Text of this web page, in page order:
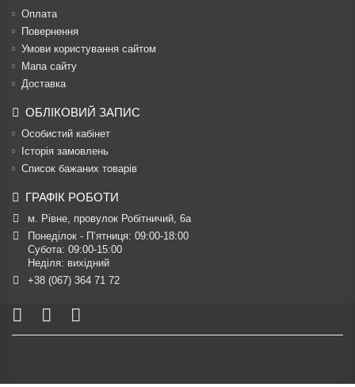
Оплата
Повернення
Умови користування сайтом
Мапа сайту
Доставка
ОБЛІКОВИЙ ЗАПИС
Особистий кабінет
Історія замовлень
Список бажаних товарів
ГРАФІК РОБОТИ
м. Рівне, провулок Робітничий, 6а
Понеділок - П’ятниця: 09:00-18:00
Субота: 09:00-15:00
Неділя: вихідний
+38 (067) 364 71 72